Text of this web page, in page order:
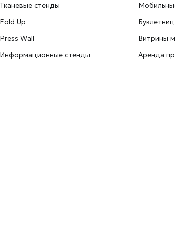
Тканевые стенды
Fold Up
Press Wall
Информационные стенды
Витрины
Аренда